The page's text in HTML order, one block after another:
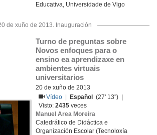
Educativa, Universidade de Vigo
de xuño de 2013. Inauguración
Turno de preguntas sobre
Novos enfoques para o
ensino ea aprendizaxe en
ambientes virtuais
universitarios
20 de xuño de 2013
Vídeo
Español
(27' 13'') |
Visto:2435 veces
Manuel Area Moreira
Catedrático de Didáctica e
Organización Escolar (Tecnoloxía